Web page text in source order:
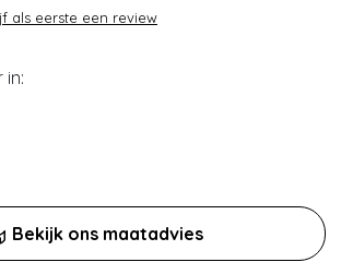
als eerste een review
in:
Bekijk ons maatadvies